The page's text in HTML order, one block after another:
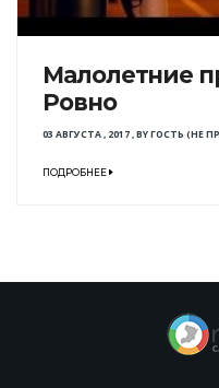
Малолетние
Ровно
03 АВГУСТА , 2017,BYГОСТЬ (НЕ
ПОДРОБНЕЕ